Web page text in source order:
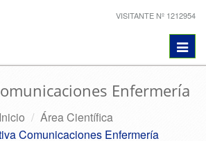
VISITANTE Nº 1212954
Enfermería
Inicio
Área Científica
Comunicaciones Enfermería